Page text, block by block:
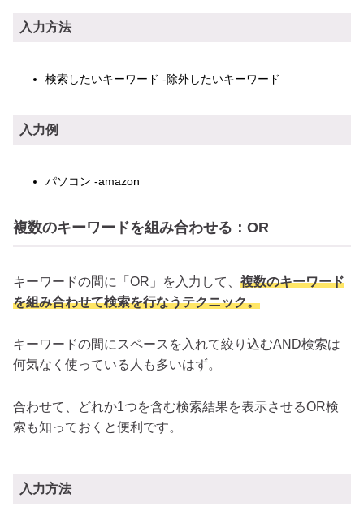
入力方法
検索したいキーワード -除外したいキーワード
入力例
パソコン -amazon
複数のキーワードを組み合わせる：OR
キーワードの間に「OR」を入力して、 複数のキーワード
を組み合わせて検索を行なうテクニック。
キーワードの間にスペースを入れて絞り込むAND検索は
何気なく使っている人も多いはず。
合わせて、どれか1つを含む検索結果を表示させるOR検
索も知っておくと便利です。
入力方法